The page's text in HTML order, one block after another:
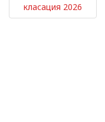
класация 2026